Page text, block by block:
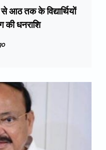
तक के विद्यार्थियों
की धनराशि